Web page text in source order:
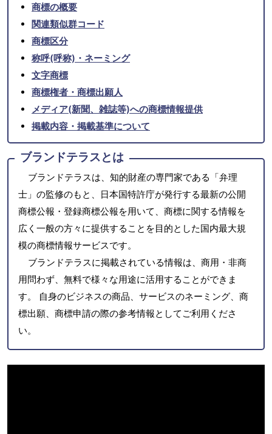
商標の概要
関連類似群コード
商標区分
称呼(呼称)・ネーミング
文字商標
商標権者・商標出願人
メディア(新聞、雑誌等)への商標情報提供
掲載内容・掲載基準について
ブランドテラスとは
ブランドテラスは、知的財産の専門家である「弁理
士」の監修のもと、日本国特許庁が発行する最新の公開
商標公報・登録商標公報を用いて、商標に関する情報を
広く一般の方々に提供することを目的とした国内最大規
模の商標情報サービスです。
ブランドテラスに掲載されている情報は、商用・非商
用問わず、無料で様々な用途に活用することができま
す。 自身のビジネスの商品、サービスのネーミング、商
標出願、商標申請の際の参考情報としてご利用くださ
い。